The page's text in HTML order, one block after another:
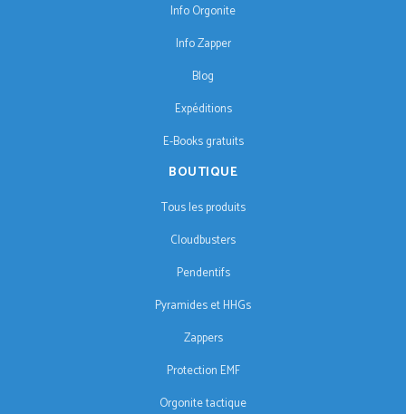
Info Orgonite
Info Zapper
Blog
Expéditions
E-Books gratuits
BOUTIQUE
Tous les produits
Cloudbusters
Pendentifs
Pyramides et HHGs
Zappers
Protection EMF
Orgonite tactique